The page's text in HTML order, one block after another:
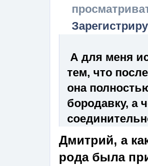
А для меня
тем, что
она
бородавку, а
Дмитрий, а
рода была